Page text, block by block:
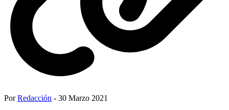
PorRedacción - 30 Marzo 2021